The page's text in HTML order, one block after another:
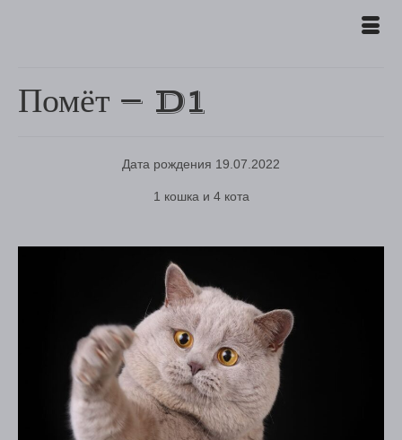
Помёт — D1
Дата рождения 19.07.2022
1 кошка и 4 кота